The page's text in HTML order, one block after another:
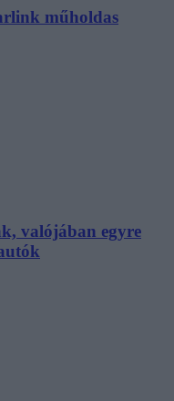
műholdas
valójában egyre